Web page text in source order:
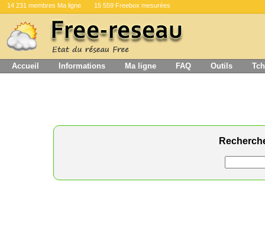
14 231 membres Ma ligne 15 559 Freebox mesurées
Accueil Informations Ma ligne FAQ Outils